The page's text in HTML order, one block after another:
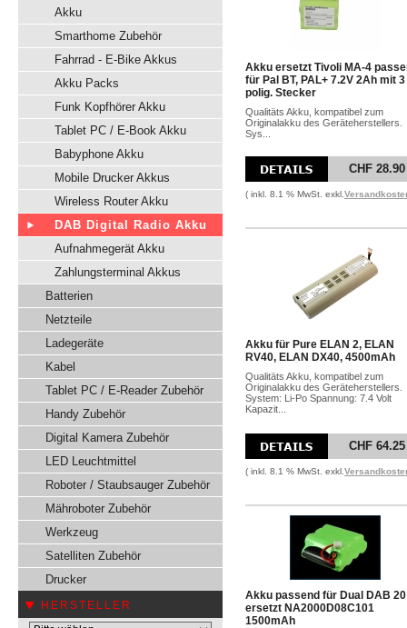
Akku
Smarthome Zubehör
Fahrrad - E-Bike Akkus
Akku Packs
Funk Kopfhörer Akku
Tablet PC / E-Book Akku
Babyphone Akku
Mobile Drucker Akkus
Wireless Router Akku
DAB Digital Radio Akku
Aufnahmegerät Akku
Zahlungsterminal Akkus
Batterien
Netzteile
Ladegeräte
Kabel
Tablet PC / E-Reader Zubehör
Handy Zubehör
Digital Kamera Zubehör
LED Leuchtmittel
Roboter / Staubsauger Zubehör
Mähroboter Zubehör
Werkzeug
Satelliten Zubehör
Drucker
HERSTELLER
Akku ersetzt Tivoli MA-4
für Pal BT, PAL+ 7.2V 2Ah mit 3
polig. Stecker
Qualitäts Akku, kompatibel zum
Originalakku des Geräteherstellers.
Sys...
CHF 28.90
( inkl. 8.1 % MwSt. exkl.
Akku für Pure ELAN 2, ELAN
RV40, ELAN DX40, 4500mAh
Qualitäts Akku, kompatibel zum
Originalakku des Geräteherstellers.
System: Li-Po Spannung: 7.4 Volt
Kapazit...
CHF 64.25
( inkl. 8.1 % MwSt. exkl.
Akku passend für Dual DAB 20
ersetzt NA2000D08C101
1500mAh